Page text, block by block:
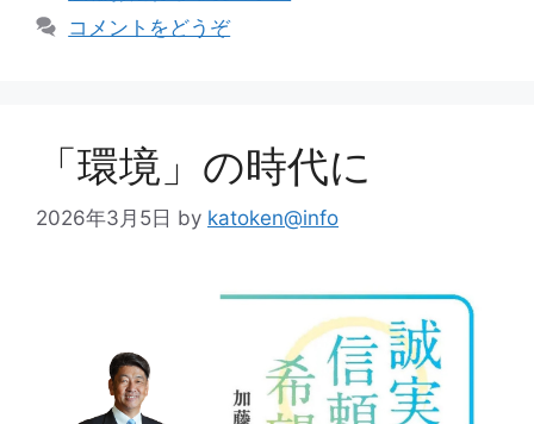
コメントをどうぞ
「環境」の時代に
2026年3月5日 by katoken@info